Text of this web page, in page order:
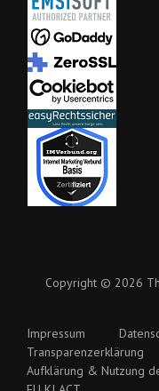
Copyright © 2026
Impressum
Transparenzerklärung
Aufklärung & Nutzung